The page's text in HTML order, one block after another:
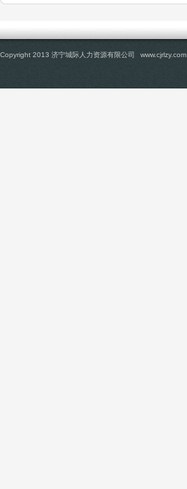
Copyright 2013 济宁城际人力资源有限公司 www.cjrlzy.com